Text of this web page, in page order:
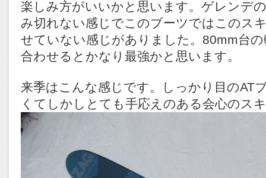
楽しみ方がいいかと思います。ゲレンデ
み切れない感じでこのブーツではこのス
せていない感じがありました。80mm台
合わせるとかなり最強かと思います。
来季はこんな感じです。しっかり目のAT
くてしかしとても手応えのある会心のス